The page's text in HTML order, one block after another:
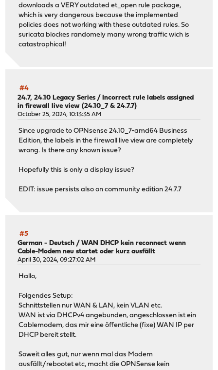
downloads a VERY outdated et_open rule package,
which is very dangerous because the implemented
policies does not working with these outdated rules. So
suricata blockes randomely many wrong traffic wich is
catastrophical!
#4
24.7, 24.10 Legacy Series /Incorrect rule labels assigned
in firewall live view (24.10_7 & 24.7.7)
October 25, 2024, 10:13:35 AM
Since upgrade to OPNsense 24.10_7-amd64 Business
Edition, the labels in the firewall live view are completely
wrong. Is there any known issue?
Hopefully this is only a display issue?
EDIT: issue persists also on community edition 24.7.7
#5
German - Deutsch /WAN DHCP kein reconnect wenn
Cable-Modem neu startet oder kurz ausfällt
April 30, 2024, 09:27:02 AM
Hallo,
Folgendes Setup:
Schnittstellen nur WAN & LAN, kein VLAN etc.
WAN ist via DHCPv4 angebunden, angeschlossen ist ein
Cablemodem, das mir eine öffentliche (fixe) WAN IP per
DHCP bereit stellt.
Soweit alles gut, nur wenn mal das Modem
ausfällt/rebootet etc, macht die OPNSense kein